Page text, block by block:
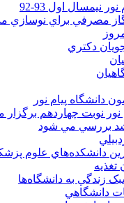
نیمسال اول 93-92
دکتري
دانشگاه پیام نور
نور نوبت چهاردهم
تغذيه
دانشگاهي